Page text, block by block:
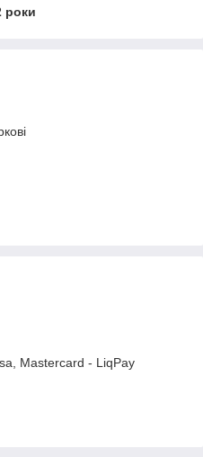
роки
Mastercard - LiqPay